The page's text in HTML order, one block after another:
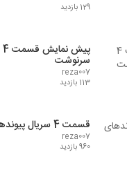
129 بازدید
سرنوشت
reza007
113 بازدید
قسمت 4 سریال پیوندهای سرنوشت
reza007
960 بازدید